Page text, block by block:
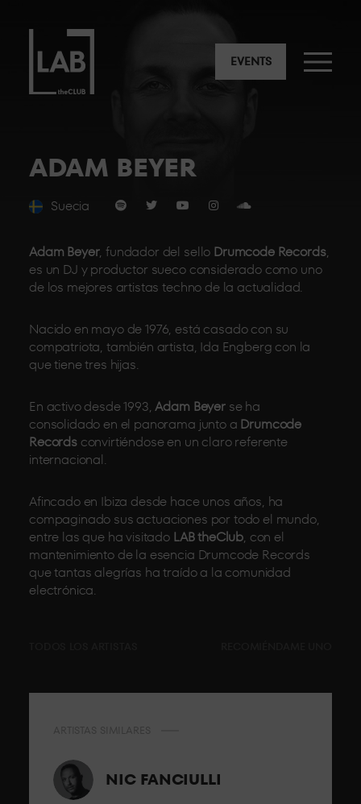
EVENTS
ADAM BEYER
Suecia
Adam Beyer, fundador del sello Drumcode Records,
es un DJ y productor sueco considerado como uno
de los mejores artistas techno de la actualidad.
Nacido en mayo de 1976, está casado con su
compatriota, también artista, Ida Engberg con la
que tiene tres hijas.
En activo desde 1993,Adam Beyerse ha
consolidado en el panorama junto a Drumcode
Recordsconvirtiéndose en un claro referente
internacional.
Afincado en Ibiza desde hace unos años, ha
compaginado sus actuaciones por todo el mundo,
entre las que ha visitado LAB theClub, con el
mantenimiento de la esencia Drumcode Records
que tantas alegrías ha traído a la comunidad
electrónica.
NIC FANCIULLI